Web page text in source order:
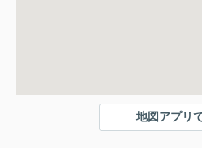
地図アプリ